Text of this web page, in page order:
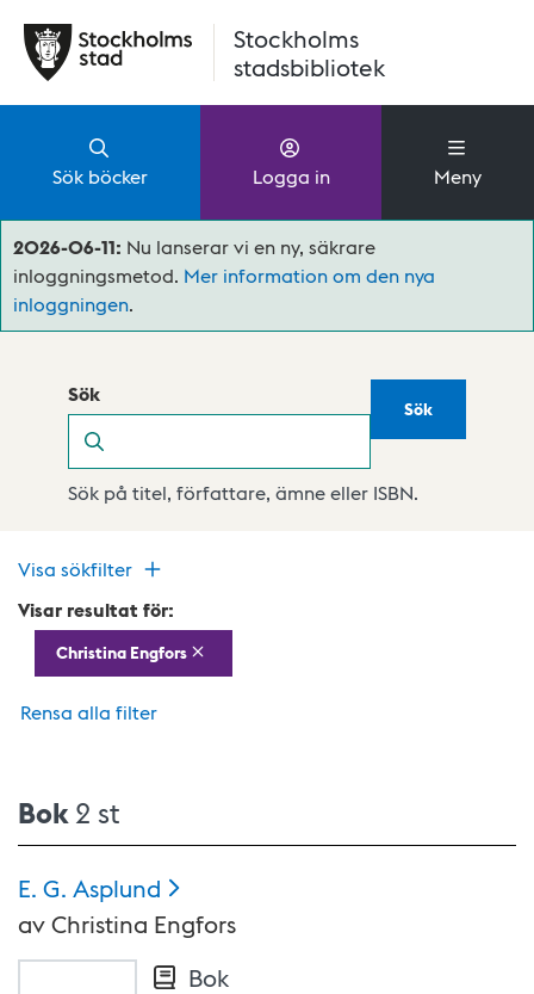
Stockholms
stadsbibliotek
Sök böcker Logga in Meny
2026-06-11: Nu lanserar vi en ny, säkrare
inloggningsmetod. Mer information om den nya
inloggningen.
Sök
Sök
Sök på titel, författare, ämne eller ISBN.
Visa sökfilter
Visar resultat för:
Christina Engfors
Rensa alla filter
Bok 2 st
E. G. Asplund
avChristina Engfors
Bok